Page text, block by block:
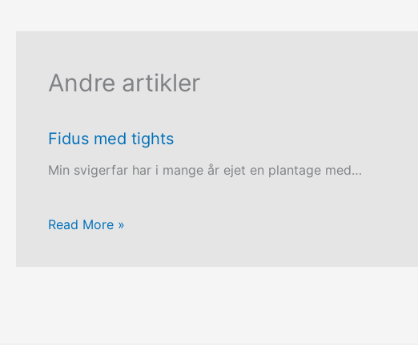
Andre artikler
Fidus med tights
Min svigerfar har i mange år ejet en plantage med…
Read More »